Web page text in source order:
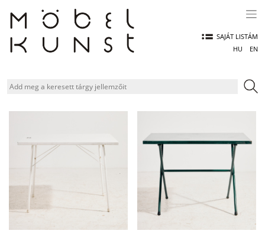
content
SAJÁT LISTÁM
HU
EN